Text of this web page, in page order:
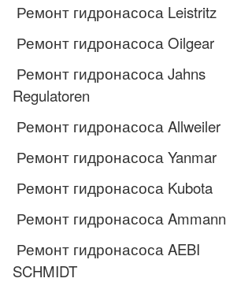
Ремонт гидронасоса Leistritz
Ремонт гидронасоса Oilgear
Ремонт гидронасоса Jahns
Regulatoren
Ремонт гидронасоса Allweiler
Ремонт гидронасоса Yanmar
Ремонт гидронасоса Kubota
Ремонт гидронасоса Ammann
Ремонт гидронасоса AEBI
SCHMIDT